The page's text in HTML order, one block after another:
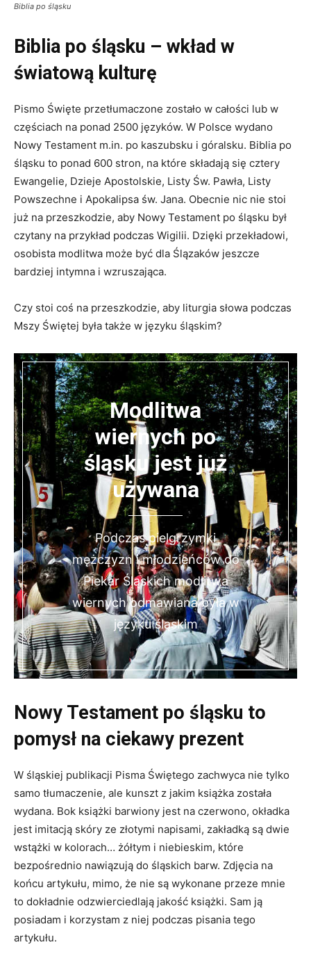
Biblia po śląsku
Biblia po śląsku – wkład w
światową kulturę
Pismo Święte przetłumaczone zostało w całości lub w
częściach na ponad 2500 języków. W Polsce wydano
Nowy Testament m.in. po kaszubsku i góralsku. Biblia po
śląsku to ponad 600 stron, na które składają się cztery
Ewangelie, Dzieje Apostolskie, Listy Św. Pawła, Listy
Powszechne i Apokalipsa św. Jana. Obecnie nic nie stoi
już na przeszkodzie, aby Nowy Testament po śląsku był
czytany na przykład podczas Wigilii. Dzięki przekładowi,
osobista modlitwa może być dla Ślązaków jeszcze
bardziej intymna i wzruszająca.
Czy stoi coś na przeszkodzie, aby liturgia słowa podczas
Mszy Świętej była także w języku śląskim?
Modlitwa
wiernych po
śląsku jest już
używana
Podczas pielgrzymki
mężczyzn i młodzieńców do
Piekar Śląskich modlitwa
wiernych odmawiana była w
języku śląskim
Nowy Testament po śląsku to
pomysł na ciekawy prezent
W śląskiej publikacji Pisma Świętego zachwyca nie tylko
samo tłumaczenie, ale kunszt z jakim książka została
wydana. Bok książki barwiony jest na czerwono, okładka
jest imitacją skóry ze złotymi napisami, zakładką są dwie
wstążki w kolorach… żółtym i niebieskim, które
bezpośrednio nawiązują do śląskich barw. Zdjęcia na
końcu artykułu, mimo, że nie są wykonane przeze mnie
to dokładnie odzwierciedlają jakość książki. Sam ją
posiadam i korzystam z niej podczas pisania tego
artykułu.